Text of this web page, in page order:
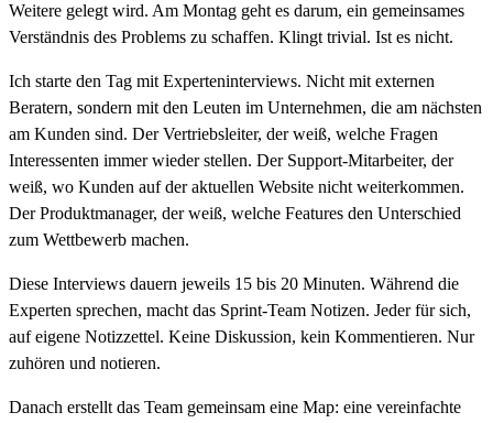
Weitere gelegt wird. Am Montag geht es darum, ein gemeinsames
Verständnis des Problems zu schaffen. Klingt trivial. Ist es nicht.
Ich starte den Tag mit Experteninterviews. Nicht mit externen
Beratern, sondern mit den Leuten im Unternehmen, die am nächsten
am Kunden sind. Der Vertriebsleiter, der weiß, welche Fragen
Interessenten immer wieder stellen. Der Support-Mitarbeiter, der
weiß, wo Kunden auf der aktuellen Website nicht weiterkommen.
Der Produktmanager, der weiß, welche Features den Unterschied
zum Wettbewerb machen.
Diese Interviews dauern jeweils 15 bis 20 Minuten. Während die
Experten sprechen, macht das Sprint-Team Notizen. Jeder für sich,
auf eigene Notizzettel. Keine Diskussion, kein Kommentieren. Nur
zuhören und notieren.
Danach erstellt das Team gemeinsam eine Map: eine vereinfachte